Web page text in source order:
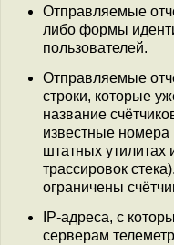
Отправляемые
либо формы
пользователей.
Отправляемые
строки, которые
название
известные
штатных утилитах
трассировок
ограничены
IP-адреса, с
серверам